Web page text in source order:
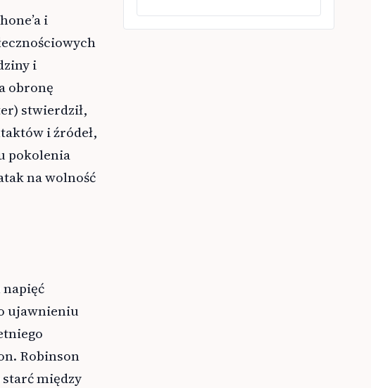
i
i
obronę
stwierdził,
i źródeł,
pokolenia
na wolność
ujawnieniu
Robinson
między